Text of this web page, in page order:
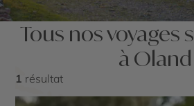
Tous nos voyages
à Oland
1 résultat